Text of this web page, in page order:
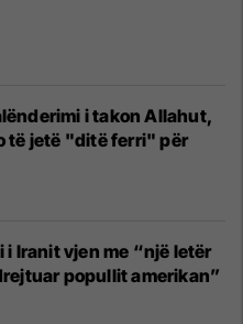
i takon Allahut,
të jetë "ditë ferri" për
i Iranit vjen me “një letër
popullit amerikan”